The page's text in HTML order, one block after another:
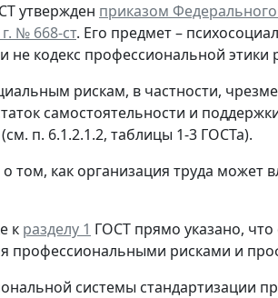
утвержден приказом
№ 668-ст. Его предмет –
кодекс профессиональной этики
рискам, в частности,
самостоятельности и
п. 6.1.2.1.2, таблицы 1-3 ГОСТа).
том, как организация труда может
к разделу 1 ГОСТ прямо указано,
профессиональными рисками и
системы стандартизации